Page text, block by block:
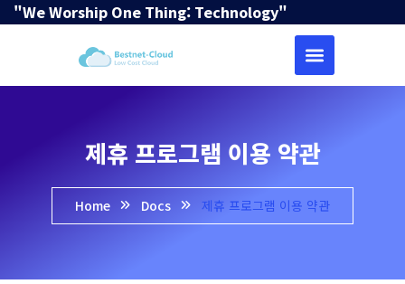
"We Worship One Thing: Technology"
제휴 프로그램 이용 약관
Home Docs 제휴 프로그램 이용 약관